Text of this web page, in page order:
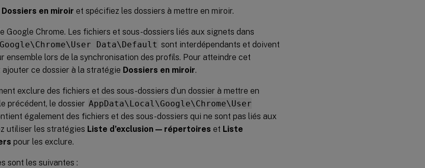
Dossiers en miroir et spécifiez les dossiers à mettre en miroir.
Google Chrome. Les fichiers et sous-dossiers liés aux signets dans
Data\Default sont interdépendants et doivent
ensemble lors de la synchronisation des profils. Pour atteindre cet
ce dossier à la stratégie Dossiers en miroir.
exclure des fichiers et des sous-dossiers d’un dossier à mettre en
précédent, le dossier AppData\Local\Google\Chrome\User
également des fichiers et des sous-dossiers qui ne sont pas liés aux
utiliser les stratégies Liste d’exclusion — répertoires et Liste
pour les exclure.
sont les suivantes :